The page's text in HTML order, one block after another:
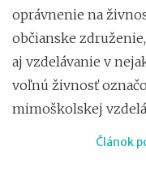
oprávnenie na
občianske
aj vzdelávanie v
voľnú živnosť
mimoškolskej
Článok